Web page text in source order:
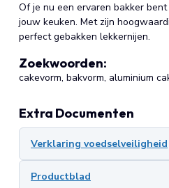
Of je nu een ervaren bakker
jouw keuken. Met zijn
perfect gebakken lekkernijen.
Zoekwoorden:
cakevorm, bakvorm, aluminium
Extra Documenten
Verklaring voedselveiligheid
Productblad